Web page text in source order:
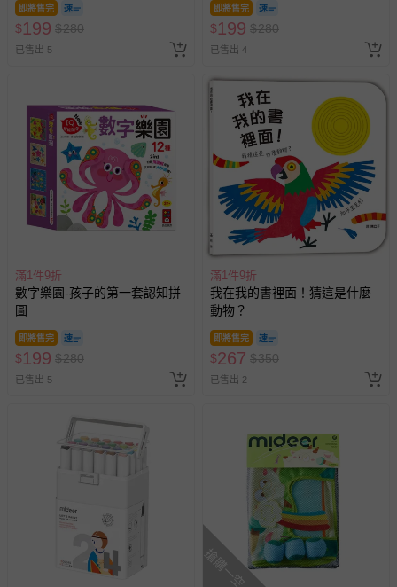
即將售完
$199 $280
已售出 5
即將售完
$199 $280
已售出 4
滿1件9折
數字樂園-孩子的第一套認知拼
圖
即將售完
$199 $280
已售出 5
滿1件9折
我在我的書裡面！猜這是什麼
動物？
即將售完
$267 $350
已售出 2
搶購一空